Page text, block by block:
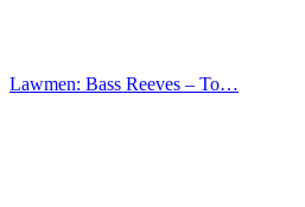
Lawmen: Bass Reeves – Το…